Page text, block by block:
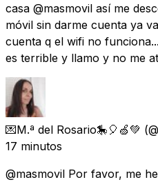
casa @masmovil así me
móvil sin darme cuenta ya
cuenta q el wifi no
es terrible y llamo y no me
💌M.ª del Rosario🎠🎈🍏💚
17 minutos
@masmovil Por favor, me